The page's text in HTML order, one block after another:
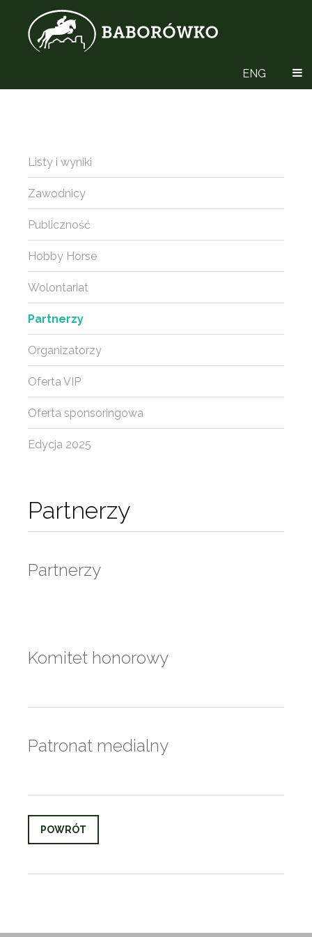
ENG
Partnerzy
Partnerzy
Komitet honorowy
Patronat medialny
POWRÓT
Listy i wyniki
Zawodnicy
Publiczność
Hobby Horse
Wolontariat
Partnerzy
Organizatorzy
Oferta VIP
Oferta sponsoringowa
Edycja 2025